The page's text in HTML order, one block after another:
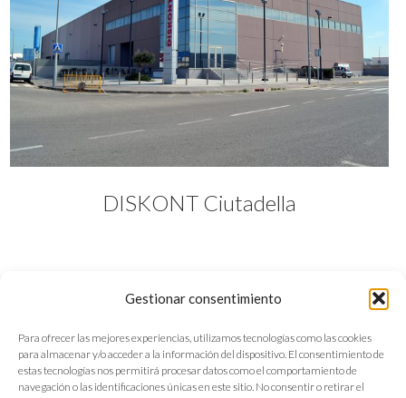
Gestionar consentimiento
Para ofrecer las mejores experiencias, utilizamos tecnologías como las cookies
para almacenar y/o acceder a la información del dispositivo. El consentimiento de
estas tecnologías nos permitirá procesar datos como el comportamiento de
navegación o las identificaciones únicas en este sitio. No consentir o retirar el
DISKONT Ciutadella